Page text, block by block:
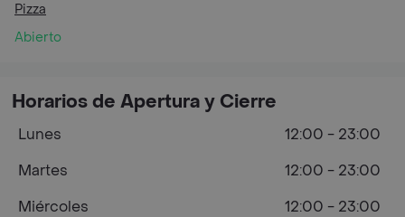
Pizza
Abierto
Horarios de Apertura y Cierre
Lunes
12:00 - 23:00
Martes
12:00 - 23:00
Miércoles
12:00 - 23:00